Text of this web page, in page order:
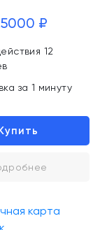
₽
12
за 1 минуту